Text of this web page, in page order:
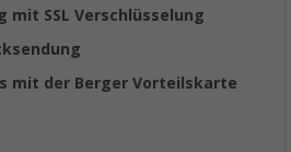
mit SSL Verschlüsselung
mit der Berger Vorteilskarte